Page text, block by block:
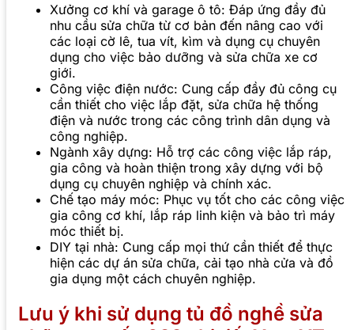
Xưởng cơ khí và garage ô tô: Đáp ứng đầy đủ
nhu cầu sửa chữa từ cơ bản đến nâng cao với
các loại cờ lê, tua vít, kìm và dụng cụ chuyên
dụng cho việc bảo dưỡng và sửa chữa xe cơ
giới.
Công việc điện nước: Cung cấp đầy đủ công cụ
cần thiết cho việc lắp đặt, sửa chữa hệ thống
điện và nước trong các công trình dân dụng và
công nghiệp.
Ngành xây dựng: Hỗ trợ các công việc lắp ráp,
gia công và hoàn thiện trong xây dựng với bộ
dụng cụ chuyên nghiệp và chính xác.
Chế tạo máy móc: Phục vụ tốt cho các công việc
gia công cơ khí, lắp ráp linh kiện và bảo trì máy
móc thiết bị.
DIY tại nhà: Cung cấp mọi thứ cần thiết để thực
hiện các dự án sửa chữa, cải tạo nhà cửa và đồ
gia dụng một cách chuyên nghiệp.
Lưu ý khi sử dụng tủ đồ nghề sửa